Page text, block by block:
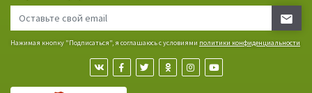
Нажимая кнопку "Подписаться", я соглашаюсь с условиями политики конфиденциальности